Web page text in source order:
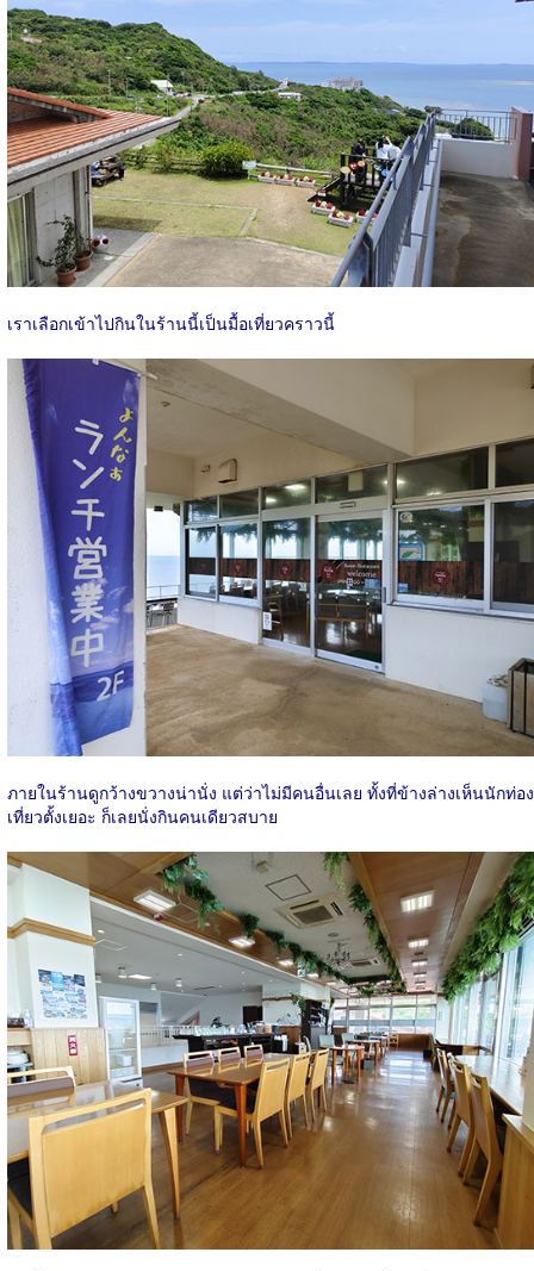
เราเลือกเข้าไปกินในร้านนี้เป็นมื้อเที่ยวคราวนี้
ภายในร้านดูกว้างขวางน่านั่ง แต่ว่าไม่มีคนอื่นเลย ทั้งที่ข้างล่างเห็นนักท่อง
เที่ยวตั้งเยอะ ก็เลยนั่งกินคนเดียวสบาย